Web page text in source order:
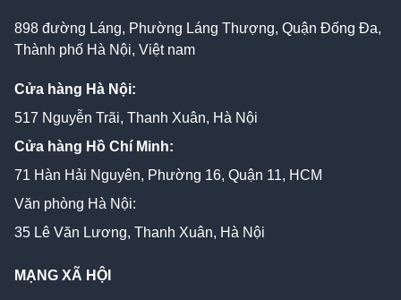
898 đường Láng, Phường Láng Thượng, Quận Đống Đa,
Thành phố Hà Nội, Việt nam
Cửa hàng Hà Nội:
517 Nguyễn Trãi, Thanh Xuân, Hà Nội
Cửa hàng Hồ Chí Minh:
71 Hàn Hải Nguyên, Phường 16, Quận 11, HCM
Văn phòng Hà Nội:
35 Lê Văn Lương, Thanh Xuân, Hà Nội
MẠNG XÃ HỘI